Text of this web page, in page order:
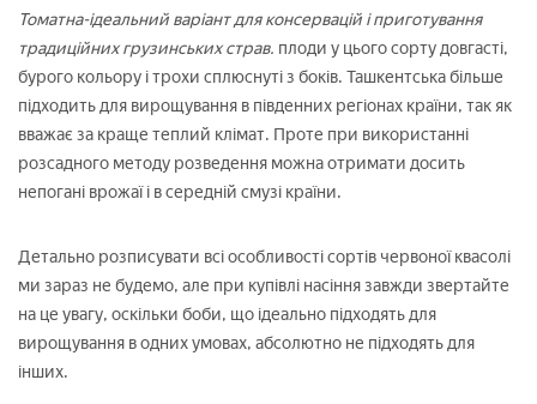
Томатна-ідеальний варіант для консервацій і приготування
традиційних грузинських страв. плоди у цього сорту довгасті,
бурого кольору і трохи сплюснуті з боків. Ташкентська більше
підходить для вирощування в південних регіонах країни, так як
вважає за краще теплий клімат. Проте при використанні
розсадного методу розведення можна отримати досить
непогані врожаї і в середній смузі країни.
Детально розписувати всі особливості сортів червоної квасолі
ми зараз не будемо, але при купівлі насіння завжди звертайте
на це увагу, оскільки боби, що ідеально підходять для
вирощування в одних умовах, абсолютно не підходять для
інших.